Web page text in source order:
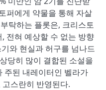
퍼에게 약물을 통해 자살
탁하는 플롯은, 크리스토
전혀 예상할 수 없는 방향
기와 현실과 허구를 넘나드
당히 많이 결합된 소설을
주된 내레이터인 벨라가
스란히 반영된다.